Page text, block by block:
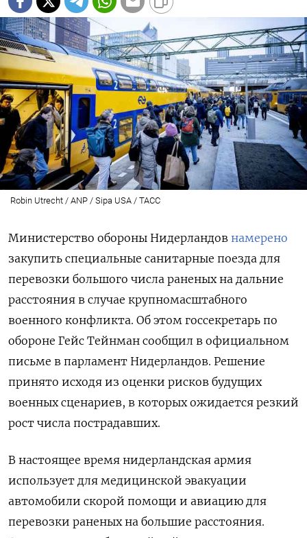
Robin Utrecht / ANP / Sipa USA / ТАСС
Министерство обороны Нидерландов намерено
закупить специальные санитарные поезда для
перевозки большого числа раненых на дальние
расстояния в случае крупномасштабного
военного конфликта. Об этом госсекретарь по
обороне Гейс Тейнман сообщил в официальном
письме в парламент Нидерландов. Решение
принято исходя из оценки рисков будущих
военных сценариев, в которых ожидается резкий
рост числа пострадавших.
В настоящее время нидерландская армия
использует для медицинской эвакуации
автомобили скорой помощи и авиацию для
перевозки раненых на большие расстояния.